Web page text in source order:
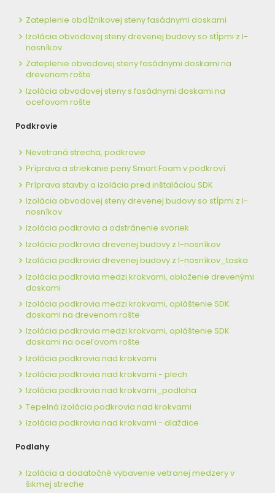
Zateplenie obdĺžnikovej steny fasádnymi doskami
Izolácia obvodovej steny drevenej budovy so stĺpmi z I-
nosníkov
Zateplenie obvodovej steny fasádnymi doskami na
drevenom rošte
Izolácia obvodovej steny s fasádnymi doskami na
oceľovom rošte
Podkrovie
Nevetraná strecha, podkrovie
Príprava a striekanie peny Smart Foam v podkroví
Príprava stavby a izolácia pred inštaláciou SDK
Izolácia obvodovej steny drevenej budovy so stĺpmi z I-
nosníkov
Izolácia podkrovia a odstránenie svoriek
Izolácia podkrovia drevenej budovy z I-nosníkov
Izolácia podkrovia drevenej budovy z I-nosníkov_taska
Izolácia podkrovia medzi krokvami, obloženie drevenými
doskami
Izolácia podkrovia medzi krokvami, opláštenie SDK
doskami na drevenom rošte
Izolácia podkrovia medzi krokvami, opláštenie SDK
doskami na oceľovom rošte
Izolácia podkrovia nad krokvami
Izolácia podkrovia nad krokvami - plech
Izolácia podkrovia nad krokvami_podlaha
Tepelná izolácia podkrovia nad krokvami
Izolácia podkrovia nad krokvami - dlaždice
Podlahy
Izolácia a dodatočné vybavenie vetranej medzery v
šikmej streche